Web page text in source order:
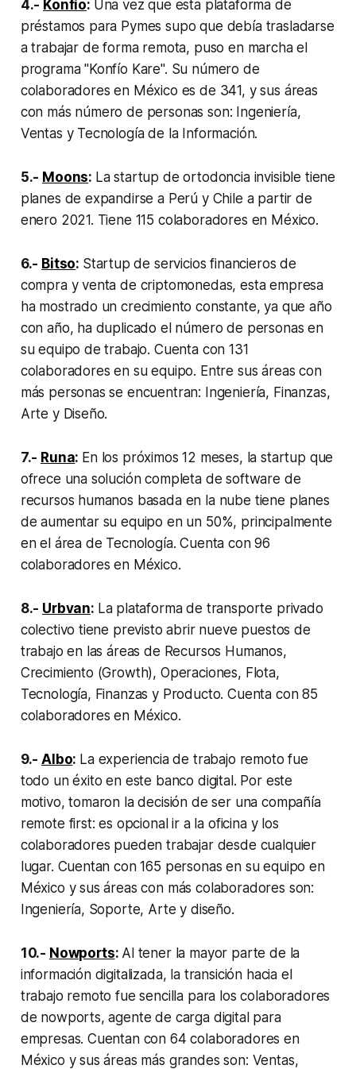
4.- Konfío: Una vez que esta plataforma de
préstamos para Pymes supo que debía trasladarse
a trabajar de forma remota, puso en marcha el
programa "Konfío Kare". Su número de
colaboradores en México es de 341, y sus áreas
con más número de personas son: Ingeniería,
Ventas y Tecnología de la Información.
5.- Moons: La startup de ortodoncia invisible tiene
planes de expandirse a Perú y Chile a partir de
enero 2021. Tiene 115 colaboradores en México.
6.- Bitso: Startup de servicios financieros de
compra y venta de criptomonedas, esta empresa
ha mostrado un crecimiento constante, ya que año
con año, ha duplicado el número de personas en
su equipo de trabajo. Cuenta con 131
colaboradores en su equipo. Entre sus áreas con
más personas se encuentran: Ingeniería, Finanzas,
Arte y Diseño.
7.- Runa: En los próximos 12 meses, la startup que
ofrece una solución completa de software de
recursos humanos basada en la nube tiene planes
de aumentar su equipo en un 50%, principalmente
en el área de Tecnología. Cuenta con 96
colaboradores en México.
8.- Urbvan: La plataforma de transporte privado
colectivo tiene previsto abrir nueve puestos de
trabajo en las áreas de Recursos Humanos,
Crecimiento (Growth), Operaciones, Flota,
Tecnología, Finanzas y Producto. Cuenta con 85
colaboradores en México.
9.-Albo: La experiencia de trabajo remoto fue
todo un éxito en este banco digital. Por este
motivo, tomaron la decisión de ser una compañía
remote first: es opcional ir a la oficina y los
colaboradores pueden trabajar desde cualquier
lugar. Cuentan con 165 personas en su equipo en
México y sus áreas con más colaboradores son:
Ingeniería, Soporte, Arte y diseño.
10.- Nowports: Al tener la mayor parte de la
información digitalizada, la transición hacia el
trabajo remoto fue sencilla para los colaboradores
de nowports, agente de carga digital para
empresas. Cuentan con 64 colaboradores en
México y sus áreas más grandes son: Ventas,